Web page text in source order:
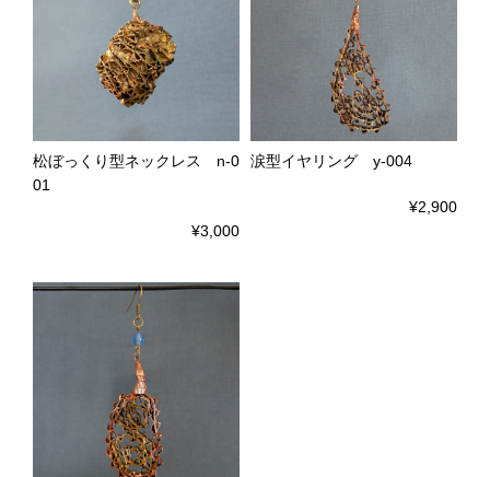
松ぼっくり型ネックレス n-0
01
¥3,000
涙型イヤリング y-004
¥2,900